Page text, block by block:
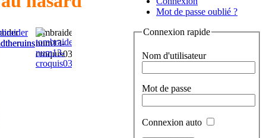
Mot de passe oublié ?
Connexion rapide
Nom d'utilisateur
Mot de passe
Connexion auto
tombraider-
num13-
croquis03